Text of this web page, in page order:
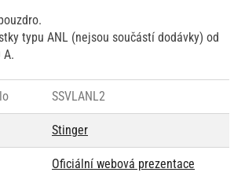
typu ANL (nejsou součástí dodávky) od
A.
SSVLANL2
Stinger
Oficiální webová prezentace